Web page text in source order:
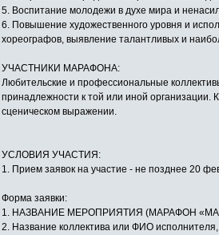
5. Воспитание молодежи в духе мира и
6. Повышение художественного уровня и
хореографов, выявление талантливых и
УЧАСТНИКИ МАРАФОНА:
Любительские и профессиональные
принадлежности к той или иной организации.
сценическом выражении.
УСЛОВИЯ УЧАСТИЯ:
1. Прием заявок на участие - не позднее 20
Форма заявки:
1. НАЗВАНИЕ МЕРОПРИЯТИЯ (МАРАФОН
2. Название коллектива или ФИО